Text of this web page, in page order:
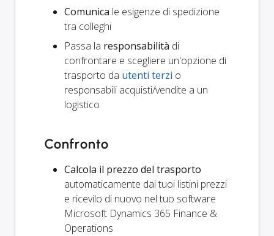
Comunica le esigenze di spedizione
tra colleghi
Passa la responsabilità di
confrontare e scegliere un'opzione di
trasporto da utenti terzi o
responsabili acquisti/vendite a un
logistico
Confronto
Calcola il prezzo del trasporto
automaticamente dai tuoi listini prezzi
e ricevilo di nuovo nel tuo software
Microsoft Dynamics 365 Finance &
Operations